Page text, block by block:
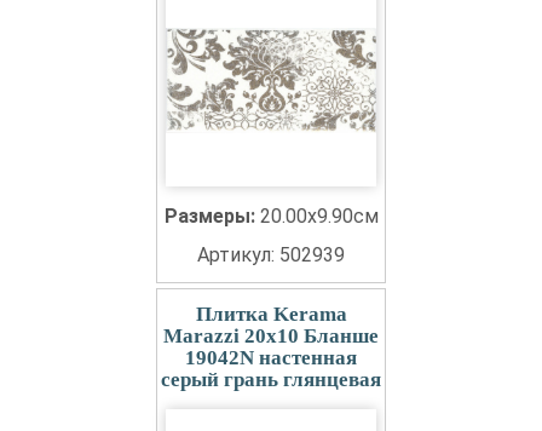
Размеры: 20.00x9.90см
Артикул: 502939
Плитка Kerama
Marazzi 20x10 Бланше
19042N настенная
серый грань глянцевая